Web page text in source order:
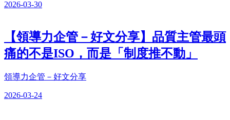
2026-03-30
【領導力企管－好文分享】品質主管最頭
痛的不是ISO，而是「制度推不動」
領導力企管－好文分享
2026-03-24